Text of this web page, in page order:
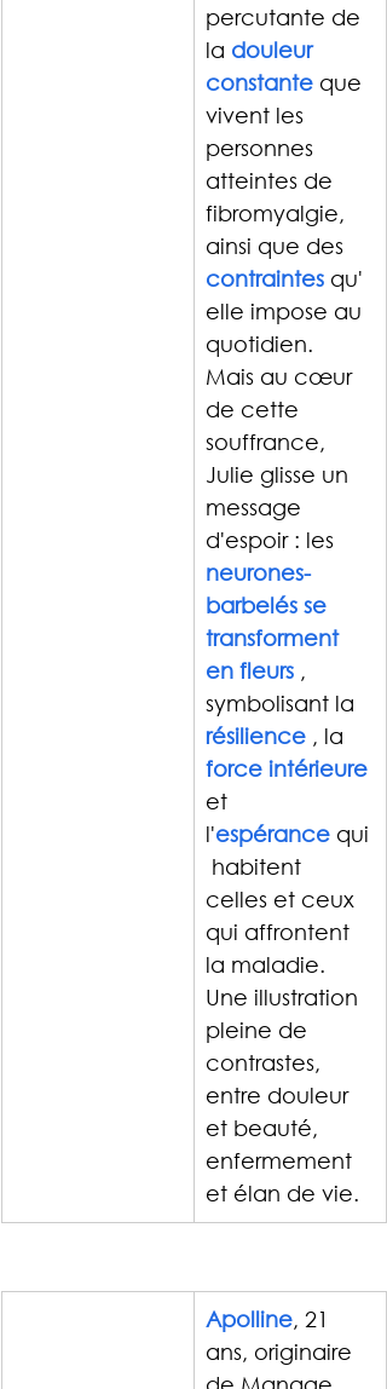
percutante de
la douleur
constante que
vivent les
personnes
atteintes de
fibromyalgie,
ainsi que des
contraintes qu'
elle impose au
quotidien.
Mais au cœur
de cette
souffrance,
Julie glisse un
message
d'espoir : les
neurones-
barbelés se
transforment
en fleurs ,
symbolisant la
résilience , la
force intérieure
et
l'espérance qui
habitent
celles et ceux
qui affrontent
la maladie.
Une illustration
pleine de
contrastes,
entre douleur
et beauté,
enfermement
et élan de vie.
Apolline, 21
ans, originaire